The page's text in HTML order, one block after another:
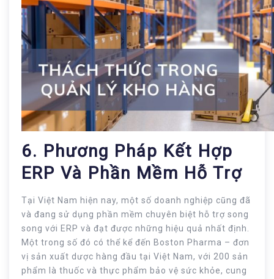
6. Phương Pháp Kết Hợp
ERP Và Phần Mềm Hỗ Trợ
Tại Việt Nam hiện nay, một số doanh nghiệp cũng đã
và đang sử dụng phần mềm chuyên biệt hỗ trợ song
song với ERP và đạt được những hiệu quả nhất định.
Một trong số đó có thể kể đến Boston Pharma – đơn
vị sản xuất dược hàng đầu tại Việt Nam, với 200 sản
phẩm là thuốc và thực phẩm bảo vệ sức khỏe, cung